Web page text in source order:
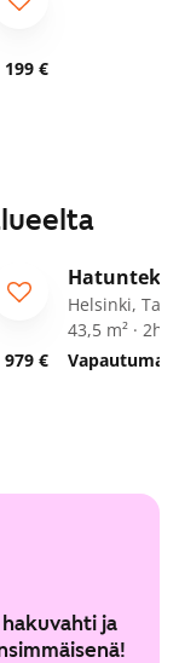
199 €
979 €
Helsinki,
43,5 m² ·
ja